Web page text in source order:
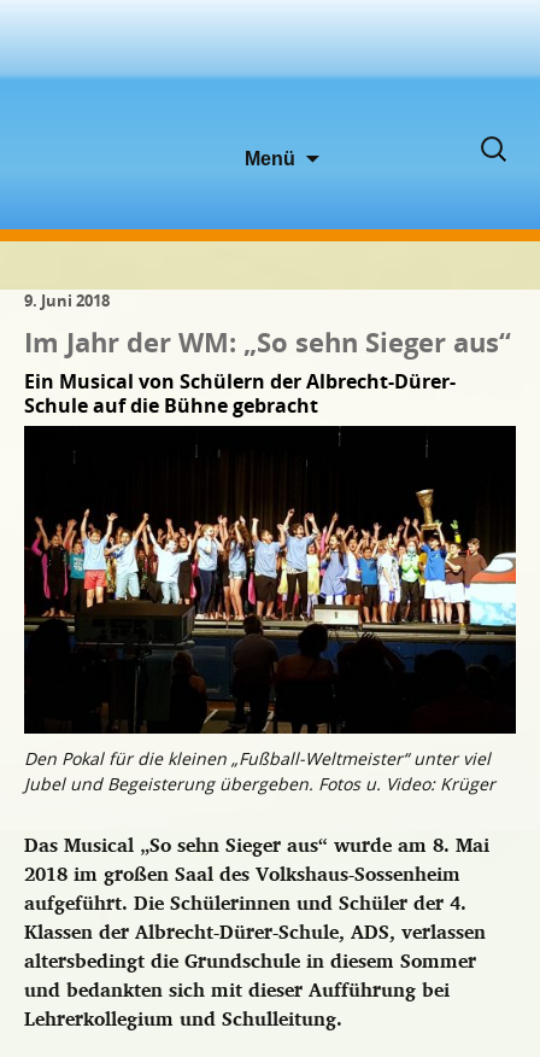
Menü
Suchen
9. Juni 2018
Im Jahr der WM: „So sehn Sieger aus“
Ein Musical von Schülern der Albrecht-Dürer-
Schule auf die Bühne gebracht
Den Pokal für die kleinen „Fußball-Weltmeister“ unter viel
Jubel und Begeisterung übergeben. Fotos u. Video: Krüger
Das Musical „So sehn Sieger aus“ wurde am 8. Mai
2018 im großen Saal des Volkshaus-Sossenheim
aufgeführt. Die Schülerinnen und Schüler der 4.
Klassen der Albrecht-Dürer-Schule, ADS, verlassen
altersbedingt die Grundschule in diesem Sommer
und bedankten sich mit dieser Aufführung bei
Lehrerkollegium und Schulleitung.